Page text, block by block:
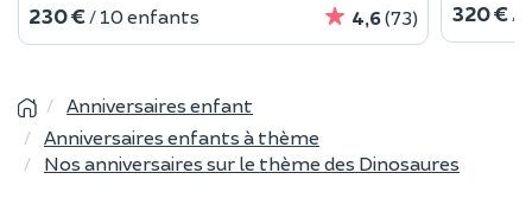
230 € / 10 enfants 4,6(73) 320 € /
Anniversaires enfant
Anniversaires enfants à thème
Nos anniversaires sur le thème des Dinosaures